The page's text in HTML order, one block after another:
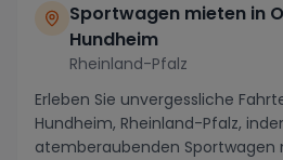
Sportwagen mieten in
Hundheim
Rheinland-Pfalz
Erleben Sie unvergessliche
Hundheim, Rheinland-Pfalz,
atemberaubenden Sportwagen